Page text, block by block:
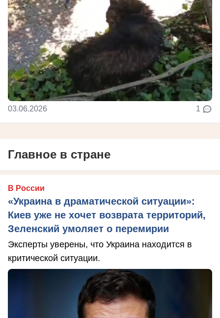
03.06.2026 1
Главное в стране
В России
«Украина в драматической ситуации»:
Киев уже не хочет возврата территорий,
Зеленский умоляет о перемирии
Эксперты уверены, что Украина находится в
критической ситуации.